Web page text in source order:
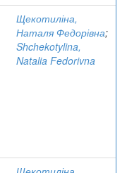
Щекотиліна,
Наталя Федорівна;
Shchekotylina,
Natalia Fedorivna